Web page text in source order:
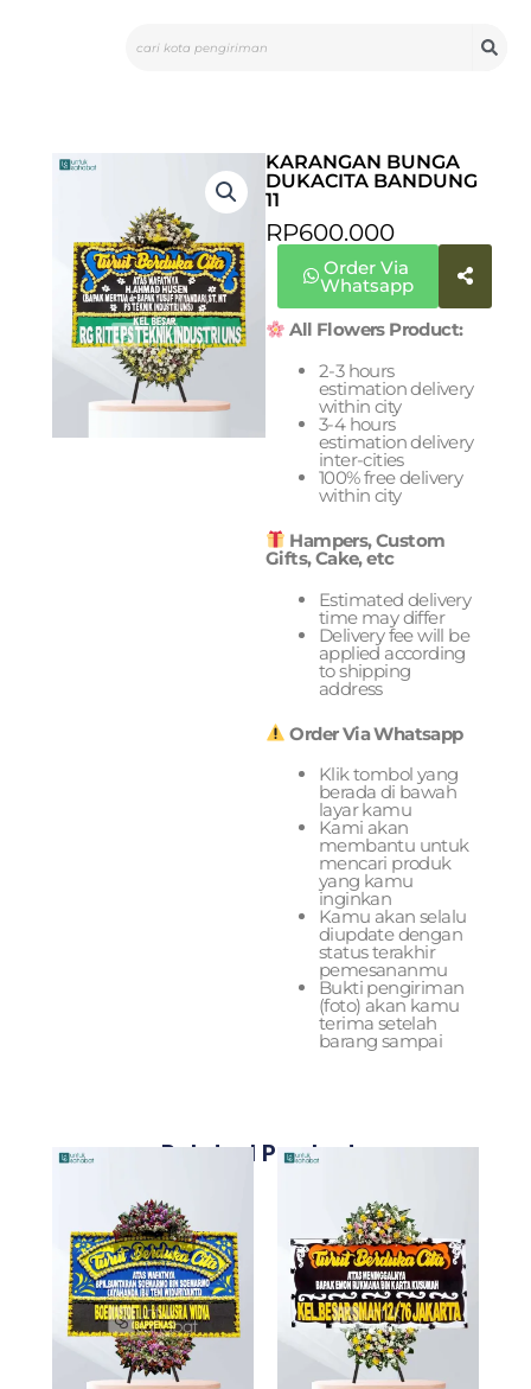
KARANGAN BUNGA
DUKACITA BANDUNG
11
RP600.000
Order Via
Whatsapp
All Flowers Product:
2-3 hours
estimation delivery
within city
3-4 hours
estimation delivery
inter-cities
100% free delivery
within city
Hampers, Custom
Gifts, Cake, etc
Estimated delivery
time may differ
Delivery fee will be
applied according
to shipping
address
Order Via Whatsapp
Klik tombol yang
berada di bawah
layar kamu
Kami akan
membantu untuk
mencari produk
yang kamu
inginkan
Kamu akan selalu
diupdate dengan
status terakhir
pemesananmu
Bukti pengiriman
(foto) akan kamu
terima setelah
barang sampai
Related Products